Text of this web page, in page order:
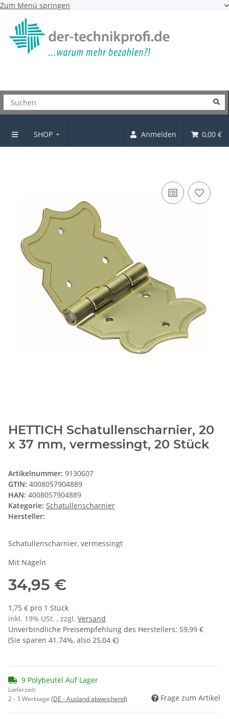
Zum Menü springen
SHOP Anmelden 0,00 €
Schatullenscharnier
HETTICH Schatullenscharnier, 20
x 37 mm, vermessingt, 20 Stück
Artikelnummer: 9130607
GTIN: 4008057904889
HAN: 4008057904889
Kategorie: Schatullenscharnier
Hersteller:
Schatullenscharnier, vermessingt
Mit Nägeln
34,95 €
1,75 € pro 1 Stück
inkl. 19% USt. , zzgl. Versand
Unverbindliche Preisempfehlung des Herstellers: 59,99 €
(Sie sparen 41.74%, also 25,04 €)
9 Polybeutel Auf Lager
Lieferzeit:
2 - 3 Werktage (DE - Ausland abweichend) Frage zum Artikel